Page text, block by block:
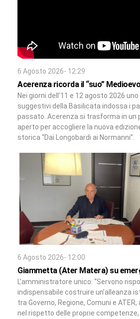
6 Agosto 2026- 12:29
Acerenza ricorda il “suo” Medioevo
Nei giorni dell’11 e 12 agosto 2026
suggestivi della Basilicata indossa i
passato. Acerenza si trasforma in un
aperto per accogliere la nuova
storica “Dai Longobardi ai Normanni”.
6 Agosto 2026- 12:00
Giammetta (Ater Matera) su
L’amministratore unico: “Servono
indispensabile costruire un’alleanza
tra Governo, Regione, Comuni e
nel rispetto delle proprie